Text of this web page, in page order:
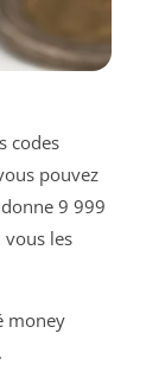
codes
pouvez
9 999
vous les
money